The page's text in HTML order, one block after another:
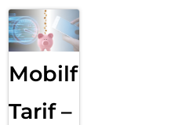
Mobilfunk
Tarif –